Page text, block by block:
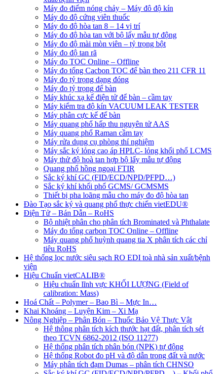
Máy đo điểm nóng chảy – Máy đô độ kín
Máy đo độ cứng viên thuốc
Máy đo độ hòa tan 8 – 14 vị trí
Máy đo độ hòa tan với bộ lấy mẫu tự động
Máy đo độ mài mòn viên – tỷ trọng bột
Máy đo độ tan rã
Máy đo TOC Online – Offline
Máy đo tổng Cacbon TOC để bàn theo 211 CFR 11
Máy đo tỷ trọng dạng đóng
Máy đo tỷ trọng để bàn
Máy khúc xạ kế điện tử để bàn – cầm tay
Máy kiểm tra độ kín VACUUM LEAK TESTER
Máy phân cực kế để bàn
Máy quang phổ hấp thu nguyên tử AAS
Máy quang phổ Raman cầm tay
Máy rửa dụng cụ phòng thí nghiệm
Máy sắc ký lỏng cao áp HPLC- lỏng khối phổ LCMS
Máy thử độ hoà tan hợp bộ lấy mẫu tự động
Quang phổ hồng ngoại FTIR
Sắc ký khí GC (FID/ECD/NPD/PFPD…)
Sắc ký khí khối phổ GCMS/ GCMSMS
Thiết bị pha loãng mẫu cho máy đo độ hòa tan
Đào Tạo sắc ký và quang phổ thực chiến vietEDU®
Điện Tử – Bán Dẫn – RoHS
Bộ nhiệt phân cho phân tích Brominated và Phthalate
Máy đo tổng carbon TOC Online – Offline
Máy quang phổ huỳnh quang tia X phân tích các chỉ
tiêu RoHS
Hệ thống lọc nước siêu sạch RO EDI​​ toà nhà sản xuất/bệnh
viện
Hiệu Chuẩn vietCALIB®
Hiệu chuẩn lĩnh vực KHỐI LƯỢNG (Field of
calibration: Mass)
Hoá Chất – Polymer – Bao Bì – Mực In…
Khai Khoáng – Luyện Kim – Xi Mạ
Nông Nghiệp – Phân Bón – Thuốc Bảo Vệ Thực Vật
Hệ thông phân tích kích thước hạt đất, phân tích sét
theo TCVN 6862-2012 (ISO 11277)
Hệ thống phân tích phân bón (NPK) tự động
Hệ thống Robot đo pH và độ dẫn trong đất và nước
Máy phân tích đạm Dumas – phân tích CHNSO